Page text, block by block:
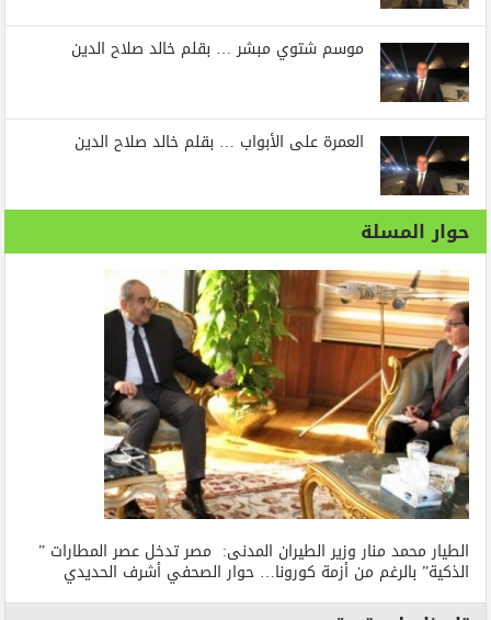
موسم شتوي مبشر … بقلم خالد صلاح الدين
العمرة على الأبواب … بقلم خالد صلاح الدين
حوار المسلة
الطيار محمد منار وزير الطيران المدنى: مصر تدخل عصر المطارات ”
الذكية” بالرغم من أزمة كورونا… حوار الصحفي أشرف الحديدي